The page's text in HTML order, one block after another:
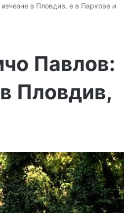
в Пловдив, е в Паркове и
Павлов:
Пловдив,